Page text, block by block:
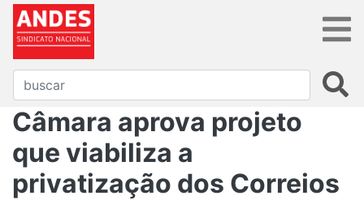
​​​​​​​Câmara aprova projeto
que viabiliza a
privatização dos Correios